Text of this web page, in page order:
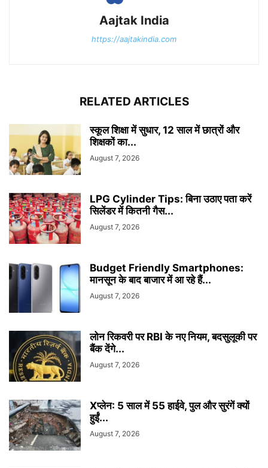
Aajtak India
https://aajtakindia.com
RELATED ARTICLES
स्कूल शिक्षा में सुधार, 12 साल में छात्रों और
शिक्षकों का...
August 7, 2026
LPG Cylinder Tips: बिना उठाए पता करें
सिलेंडर में कितनी गैस...
August 7, 2026
Budget Friendly Smartphones:
मानसून के बाद बाजार में आ रहे हैं...
August 7, 2026
लोन रिकवरी पर RBI के नए नियम, बदसुलूकी पर
बैंक देंगे...
August 7, 2026
Xप्लेन: 5 साल में 55 हाईवे, पुल और सुरंगें क्यों
हुईं...
August 7, 2026